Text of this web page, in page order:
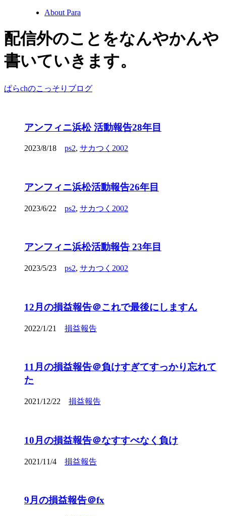
About Para
配信外のことをなんやかんや
書いていきます。
ぱらchのこっそりブログ
アンフィニ浜松 活動報告28年目
2023/8/18 ps2, サカつく2002
アンフィニ浜松活動報告26年目
2023/6/22 ps2, サカつく2002
アンフィニ浜松活動報告 23年目
2023/5/23 ps2, サカつく2002
12月の損益報告＠これで最後にしますん
2022/1/21 損益報告
11月の損益報告＠負けすぎてすっかり忘れて
た
2021/12/22 損益報告
10月の損益報告＠なすすべなく負け
2021/11/4 損益報告
9月の損益報告＠fx